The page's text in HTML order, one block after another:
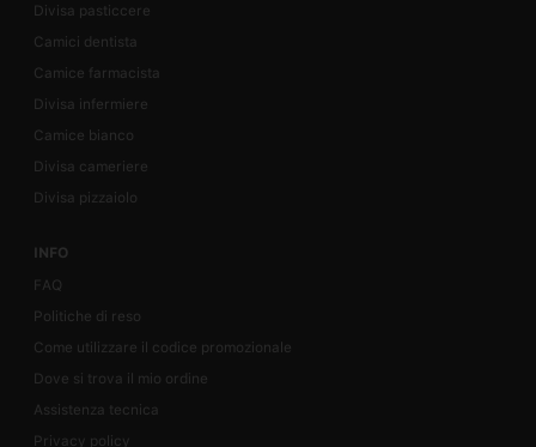
Divisa pasticcere
Camici dentista
Camice farmacista
Divisa infermiere
Camice bianco
Divisa cameriere
Divisa pizzaiolo
INFO
FAQ
Politiche di reso
Come utilizzare il codice promozionale
Dove si trova il mio ordine
Assistenza tecnica
Privacy policy